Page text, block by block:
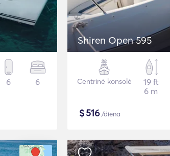
6 6
Shiren Open 595
Centrinė konsolė
19 ft
6 m
$516/diena